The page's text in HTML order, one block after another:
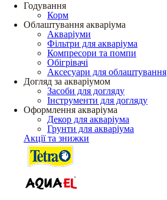
Годування
Корм
Облаштування акваріума
Акваріуми
Фільтри для акваріума
Компресори та помпи
Обігрівачі
Аксесуари для облаштування
Догляд за акваріумом
Засоби для догляду
Інструменти для догляду
Оформлення акваріума
Декор для акваріума
Грунти для акваріума
Акції та знижки